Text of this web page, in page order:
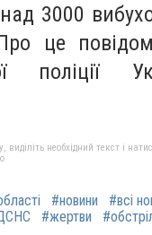
3000
це
поліції
необхідний текст і
#новини #всі
#жертви